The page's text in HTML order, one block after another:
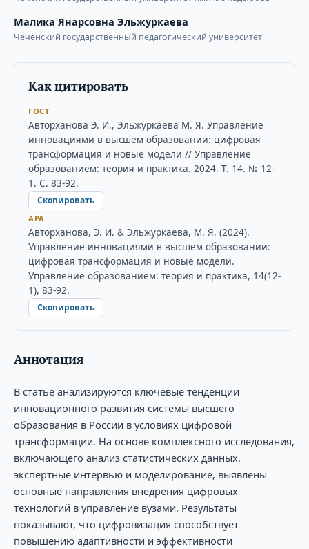
Малика Янарсовна Эльжуркаева
Чеченский государственный педагогический университет
Как цитировать
ГОСТ
Авторханова Э. И., Эльжуркаева М. Я. Управление
инновациями в высшем образовании: цифровая
трансформация и новые модели // Управление
образованием: теория и практика. 2024. Т. 14. № 12-
1. С. 83-92.
Скопировать
APA
Авторханова, Э. И. & Эльжуркаева, М. Я. (2024).
Управление инновациями в высшем образовании:
цифровая трансформация и новые модели.
Управление образованием: теория и практика, 14(12-
1), 83-92.
Скопировать
Аннотация
В статье анализируются ключевые тенденции
инновационного развития системы высшего
образования в России в условиях цифровой
трансформации. На основе комплексного исследования,
включающего анализ статистических данных,
экспертные интервью и моделирование, выявлены
основные направления внедрения цифровых
технологий в управление вузами. Результаты
показывают, что цифровизация способствует
повышению адаптивности и эффективности